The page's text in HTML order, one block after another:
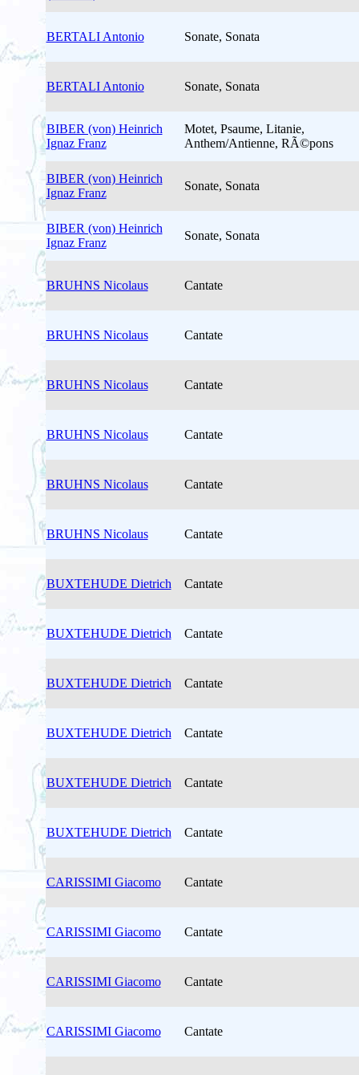
BERTALI Antonio Sonate, Sonata
BERTALI Antonio Sonate, Sonata
BIBER (von) Heinrich
Ignaz Franz
Motet, Psaume, Litanie,
Anthem/Antienne, RÃ©pons
BIBER (von) Heinrich
Ignaz Franz
Sonate, Sonata
BIBER (von) Heinrich
Ignaz Franz
Sonate, Sonata
BRUHNS Nicolaus Cantate
BRUHNS Nicolaus Cantate
BRUHNS Nicolaus Cantate
BRUHNS Nicolaus Cantate
BRUHNS Nicolaus Cantate
BRUHNS Nicolaus Cantate
BUXTEHUDE Dietrich Cantate
BUXTEHUDE Dietrich Cantate
BUXTEHUDE Dietrich Cantate
BUXTEHUDE Dietrich Cantate
BUXTEHUDE Dietrich Cantate
BUXTEHUDE Dietrich Cantate
CARISSIMI Giacomo Cantate
CARISSIMI Giacomo Cantate
CARISSIMI Giacomo Cantate
CARISSIMI Giacomo Cantate